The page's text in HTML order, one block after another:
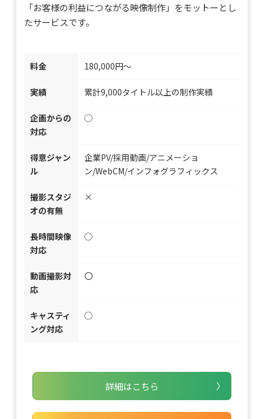
「お客様の利益につながる映像制作」をモットーとし
たサービスです。
料金 180,000円〜
実績 累計9,000タイトル以上の制作実績
企画からの
対応
◯
得意ジャン
ル
企業PV/採用動画/アニメーショ
ン/WebCM/インフォグラフィックス
撮影スタジ
オの有無
×
長時間映像
対応
◯
動画撮影対
応
〇
キャスティ
ング対応
◯
詳細はこちら